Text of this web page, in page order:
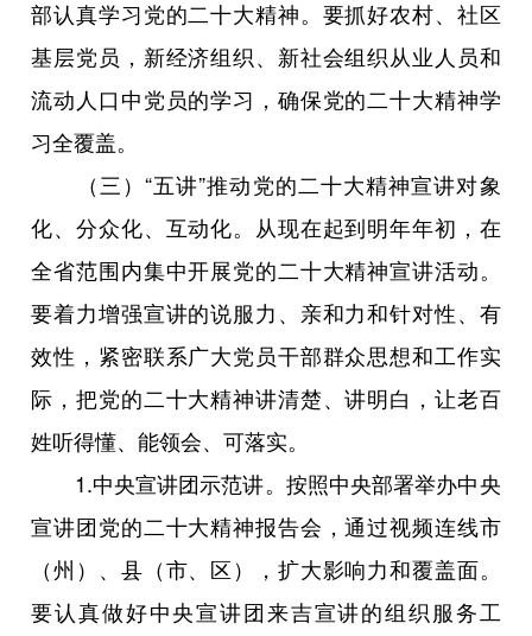
部认真学习党的二十大精神。要抓好农村、社区
基层党员，新经济组织、新社会组织从业人员和
流动人口中党员的学习，确保党的二十大精神学
习全覆盖。
（三）“五讲”推动党的二十大精神宣讲对象
化、分众化、互动化。从现在起到明年年初，在
全省范围内集中开展党的二十大精神宣讲活动。
要着力增强宣讲的说服力、亲和力和针对性、有
效性，紧密联系广大党员干部群众思想和工作实
际，把党的二十大精神讲清楚、讲明白，让老百
姓听得懂、能领会、可落实。
1.中央宣讲团示范讲。按照中央部署举办中央
宣讲团党的二十大精神报告会，通过视频连线市
（州）、县（市、区），扩大影响力和覆盖面。
要认真做好中央宣讲团来吉宣讲的组织服务工